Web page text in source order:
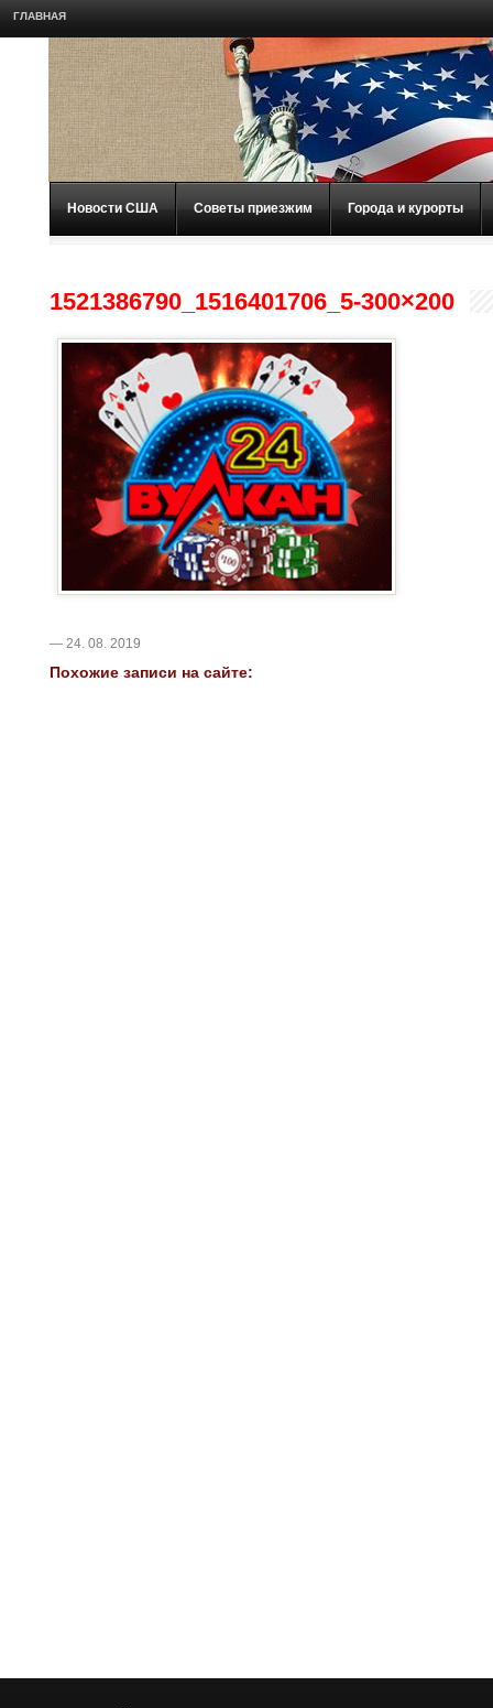
ГЛАВНАЯ
Новости США Советы приезжим Города и курорты
1521386790_1516401706_5-300×200
— 24. 08. 2019
Похожие записи на сайте: